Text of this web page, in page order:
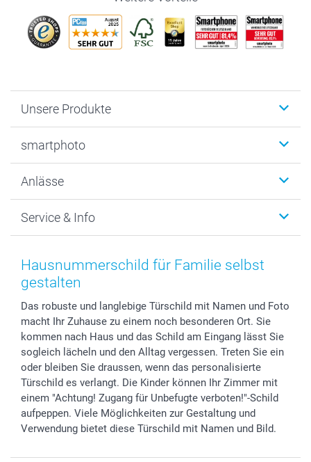
Unsere Produkte
Fotogeschenke
MyNameBook
Fotoabzüge, Fotos als Buch & Poster
Zubehör & Material
Foto-Kalender & Agenden
Geschenk-Gutscheine (PDF)
smartphoto
Warum smartphoto
Datenschutz
AGB
Impressum
Partnerprogramme
Investor Relations
B2B smartbusiness
Widerrufsrecht
Anlässe
Neujahr
Muttertag
Vatertag
Hochzeit
Geburtstag
Geburt
Zu allen Anlässen
Service & Info
Anmelden /Registrieren
Preise und Versandkosten
72h Lieferung
Zahlungsmöglichkeiten
Sitemap
Status der Bestellung
smartfriends
smartgarantie
smartbonus
Hausnummerschild für Familie selbst
gestalten
Das robuste und langlebige Türschild mit Namen und Foto
macht Ihr Zuhause zu einem noch besonderen Ort. Sie
kommen nach Haus und das Schild am Eingang lässt Sie
sogleich lächeln und den Alltag vergessen. Treten Sie ein
oder bleiben Sie draussen, wenn das personalisierte
Türschild es verlangt. Die Kinder können Ihr Zimmer mit
einem "Achtung! Zugang für Unbefugte verboten!"-Schild
aufpeppen. Viele Möglichkeiten zur Gestaltung und
Verwendung bietet diese Türschild mit Namen und Bild.